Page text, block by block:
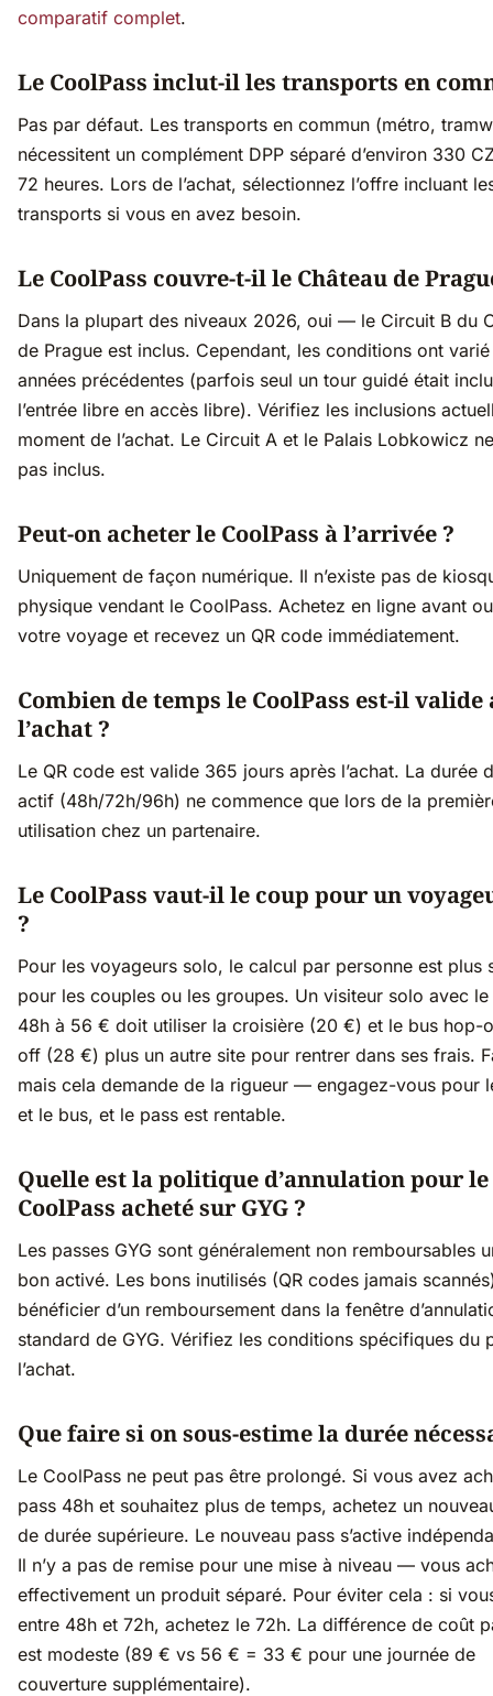
comparatif complet.
Le CoolPass inclut-il les transports en
Pas par défaut. Les transports en commun (métro,
nécessitent un complément DPP séparé d’environ 330
72 heures. Lors de l’achat, sélectionnez l’offre incluant
transports si vous en avez besoin.
Le CoolPass couvre-t-il le Château de
Dans la plupart des niveaux 2026, oui — le Circuit B du
de Prague est inclus. Cependant, les conditions ont
années précédentes (parfois seul un tour guidé était
l’entrée libre en accès libre). Vérifiez les inclusions
moment de l’achat. Le Circuit A et le Palais Lobkowicz
pas inclus.
Peut-on acheter le CoolPass à l’arrivée ?
Uniquement de façon numérique. Il n’existe pas de
physique vendant le CoolPass. Achetez en ligne avant
votre voyage et recevez un QR code immédiatement.
Combien de temps le CoolPass est-il valide
l’achat ?
Le QR code est valide 365 jours après l’achat. La durée
actif (48h/72h/96h) ne commence que lors de la
utilisation chez un partenaire.
Le CoolPass vaut-il le coup pour un
?
Pour les voyageurs solo, le calcul par personne est plus
pour les couples ou les groupes. Un visiteur solo avec le
48h à 56 € doit utiliser la croisière (20 €) et le bus hop-
off (28 €) plus un autre site pour rentrer dans ses frais.
mais cela demande de la rigueur — engagez-vous pour
et le bus, et le pass est rentable.
Quelle est la politique d’annulation pour le
CoolPass acheté sur GYG ?
Les passes GYG sont généralement non remboursables
bon activé. Les bons inutilisés (QR codes jamais
bénéficier d’un remboursement dans la fenêtre
standard de GYG. Vérifiez les conditions spécifiques du
l’achat.
Que faire si on sous-estime la durée
Le CoolPass ne peut pas être prolongé. Si vous avez
pass 48h et souhaitez plus de temps, achetez un
de durée supérieure. Le nouveau pass s’active
Il n’y a pas de remise pour une mise à niveau — vous
effectivement un produit séparé. Pour éviter cela : si
entre 48h et 72h, achetez le 72h. La différence de coût
est modeste (89 € vs 56 € = 33 € pour une journée de
couverture supplémentaire).